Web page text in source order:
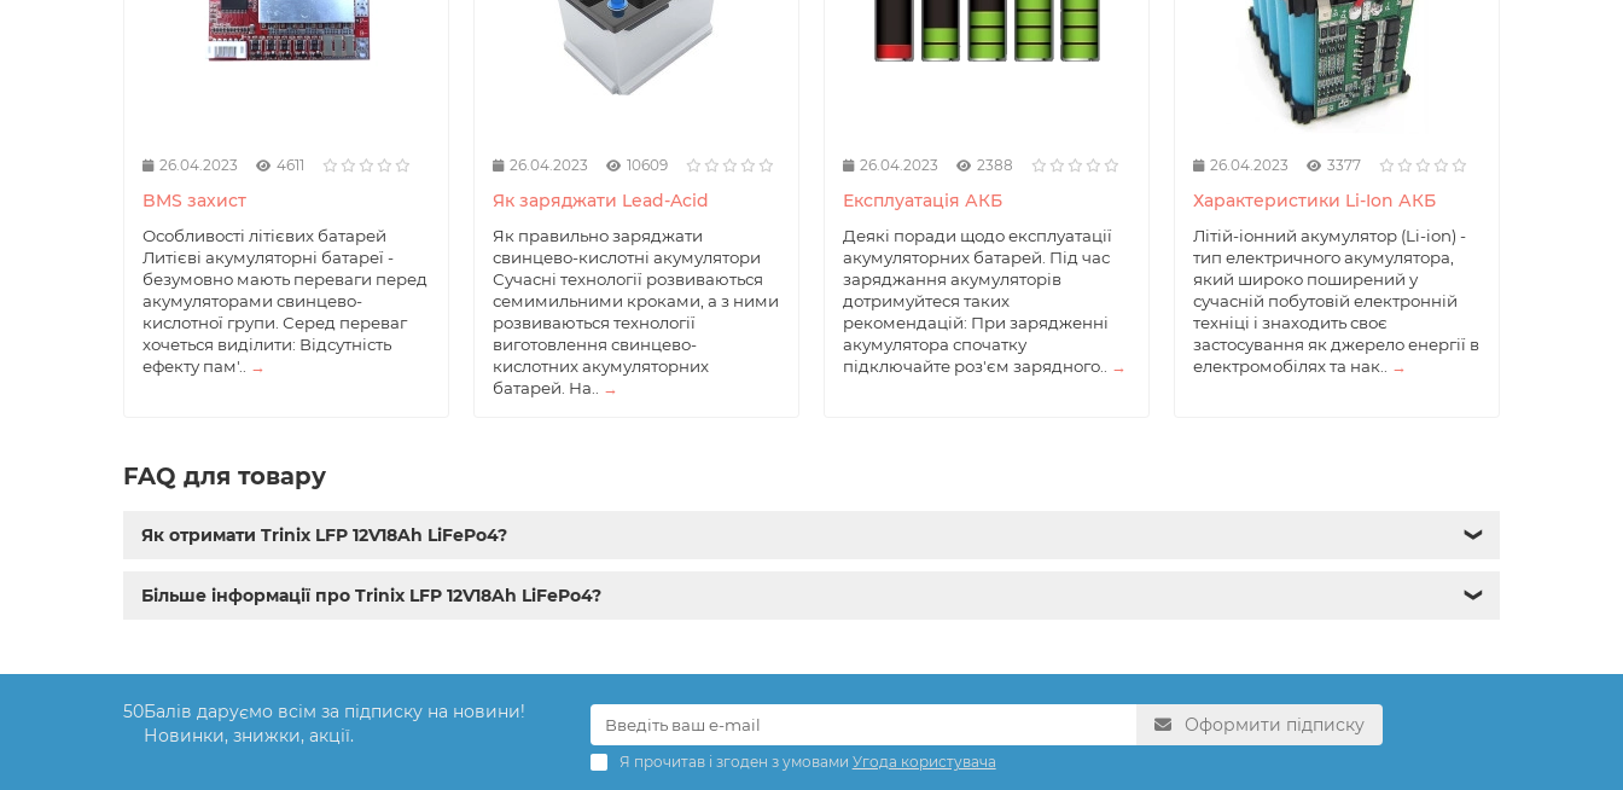
26.04.2023 4611
BMS захист
Особливості літієвих батарей
Литієві акумуляторні батареї -
безумовно мають переваги перед
акумуляторами свинцево-
кислотної групи. Серед переваг
хочеться виділити: Відсутність
ефекту пам'..
→
26.04.2023 10609
Як заряджати Lead-Acid
Як правильно заряджати
свинцево-кислотні акумулятори
Сучасні технології розвиваються
семимильними кроками, а з ними
розвиваються технології
виготовлення свинцево-
кислотних акумуляторних
батарей. На..
→
26.04.2023 2388
Експлуатація АКБ
Деякі поради щодо експлуатації
акумуляторних батарей. Під час
заряджання акумуляторів
дотримуйтеся таких
рекомендацій: При зарядженні
акумулятора спочатку
підключайте роз'єм зарядного..
→
26.04.2023 3377
Характеристики Li-Ion АКБ
Літій-іонний акумулятор (Li-ion) -
тип електричного акумулятора,
який широко поширений у
сучасній побутовій електронній
техніці і знаходить своє
застосування як джерело енергії в
електромобілях та нак..
→
FAQ для товару
Як отримати Trinix LFP 12V18Ah LiFePo4? ❯
Більше інформації про Trinix LFP 12V18Ah LiFePo4? ❯
50Балів даруємо всім за підписку на новини!
Новинки, знижки, акції.
Оформити підписку
Я прочитав і згоден з умовами Угода користувача